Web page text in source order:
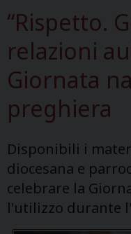
“Rispetto.
relazioni
Giornata
preghiera
Disponibili i
diocesana e
celebrare la
l'utilizzo durante